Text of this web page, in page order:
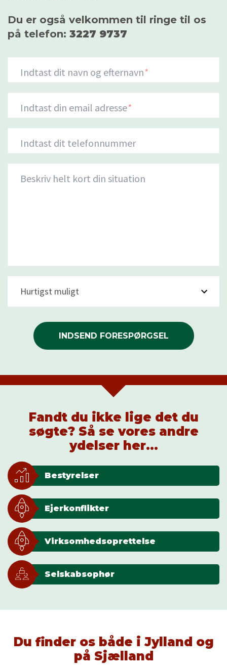
Du er også velkommen til ringe til os
på telefon: 3227 9737
Indtast dit navn og efternavn*
Indtast din email adresse*
Indtast dit telefonnummer
Beskriv helt kort din situation
Hurtigst muligt
INDSEND FORESPØRGSEL
Fandt du ikke lige det du
søgte? Så se vores andre
ydelser her...
Bestyrelser
Ejerkonflikter
Virksomhedsoprettelse
Selskabsophør
Du finder os både i Jylland og
på Sjælland